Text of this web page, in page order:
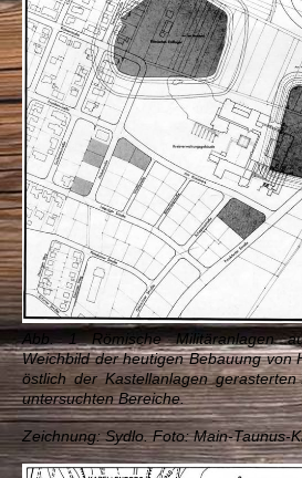
Abb. 1 Römische Militäranlagen
Weichbild der heutigen Bebauung von
östlich der Kastellanlagen
untersuchten Bereiche.
Zeichnung: Sydlo. Foto: Main-Taunus-